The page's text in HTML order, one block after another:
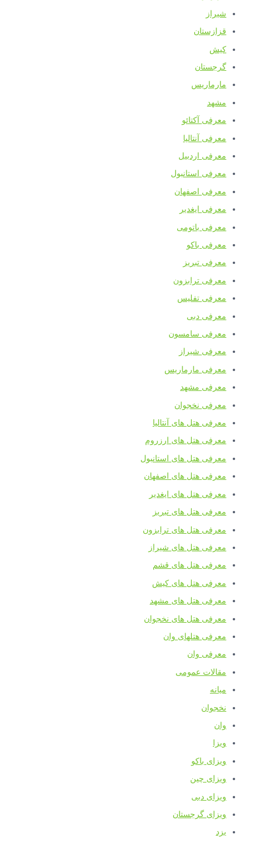
شیراز
قزازستان
کیش
گرجستان
مارماریس
مشهد
معرفی آکتائو
معرفی آنتالیا
معرفی اردبیل
معرفی استانبول
معرفی اصفهان
معرفی ایغدیر
معرفی باتومی
معرفی باکو
معرفی تبریز
معرفی ترابزون
معرفی تفلیس
معرفی دبی
معرفی سامسون
معرفی شیراز
معرفی مارماریس
معرفی مشهد
معرفی نخجوان
معرفی هتل های آنتالیا
معرفی هتل های ارزروم
معرفی هتل های استانبول
معرفی هتل های اصفهان
معرفی هتل های ایغدیر
معرفی هتل های تبریز
معرفی هتل های ترابزون
معرفی هتل های شیراز
معرفی هتل های قشم
معرفی هتل های کیش
معرفی هتل های مشهد
معرفی هتل های نخجوان
معرفی هتلهای وان
معرفی وان
مقالات عمومی
میانه
نخجوان
وان
ویزا
ویزای باکو
ویزای چین
ویزای دبی
ویزای گرجستان
یزد